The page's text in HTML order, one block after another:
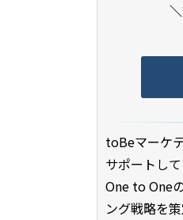
toBeマーケ
サポートして
One to One
ング戦略を